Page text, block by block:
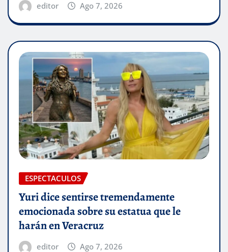
editor Ago 7, 2026
ESPECTACULOS
Yuri dice sentirse tremendamente
emocionada sobre su estatua que le
harán en Veracruz
editor Ago 7, 2026